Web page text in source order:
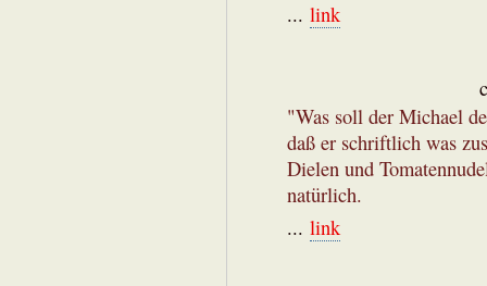
... link
"Was soll der Michael
daß er schriftlich was
Dielen und
natürlich.
... link